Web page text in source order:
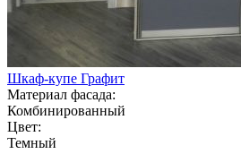
Шкаф-купе Графит
Материал фасада:
Комбинированный
Цвет:
Темный